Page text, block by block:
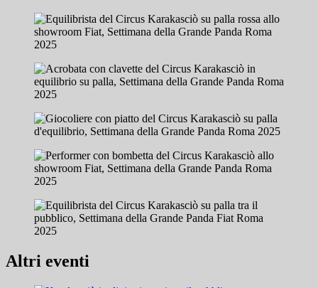
Altri eventi